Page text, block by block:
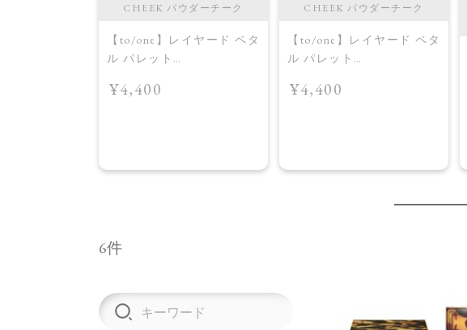
CHEEK パウダーチーク
【to/one】レイヤード ペタ
ル パレット
AW Collection＞EX04
¥4,400
CHEEK パウダーチーク
【to/one】レイヤード ペタ
ル パレット
AW Collection＞EX03
¥4,400
6件